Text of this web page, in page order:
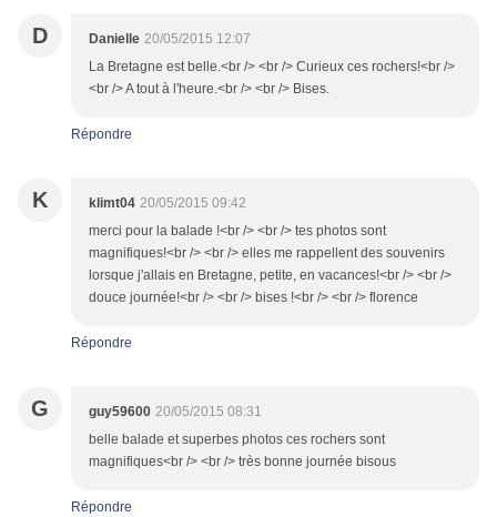
D Danielle 20/05/2015 12:07
La Bretagne est belle.<br /> <br /> Curieux ces rochers!<br />
<br /> A tout à l'heure.<br /> <br /> Bises.
Répondre
K klimt04 20/05/2015 09:42
merci pour la balade !<br /> <br /> tes photos sont
magnifiques!<br /> <br /> elles me rappellent des souvenirs
lorsque j'allais en Bretagne, petite, en vacances!<br /> <br />
douce journée!<br /> <br /> bises !<br /> <br /> florence
Répondre
G guy59600 20/05/2015 08:31
belle balade et superbes photos ces rochers sont
magnifiques<br /> <br /> très bonne journée bisous
Répondre